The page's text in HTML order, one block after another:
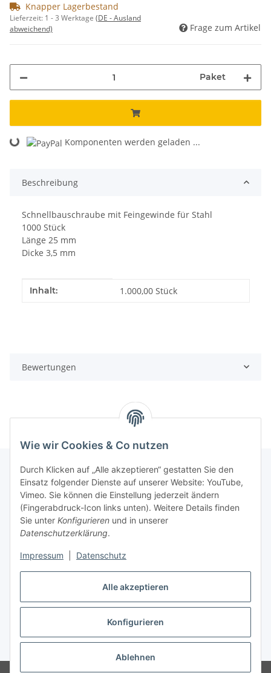
Alle akzeptieren
Konfigurieren
Ablehnen
Wie wir Cookies & Co nutzen
Durch Klicken auf „Alle akzeptieren“ gestatten Sie den
Einsatz folgender Dienste auf unserer Website: YouTube,
Vimeo. Sie können die Einstellung jederzeit ändern
(Fingerabdruck-Icon links unten). Weitere Details finden
Sie unter Konfigurieren und in unserer
Datenschutzerklärung.
Impressum Datenschutz
Knapper Lagerbestand
Lieferzeit: 1 - 3 Werktage (DE - Ausland
abweichend)
Frage zum Artikel
Paket
Loading... Komponenten werden geladen ...
Beschreibung
Schnellbauschraube mit Feingewinde für Stahl
1000 Stück
Länge 25 mm
Dicke 3,5 mm
Produkteigenschaft
Wert
Inhalt: 1.000,00 Stück
Bewertungen
Informationen
Gesetzliche Informationen
Vertrag widerrufen
* Alle Preise inkl. gesetzlicher USt., zzgl.Versand